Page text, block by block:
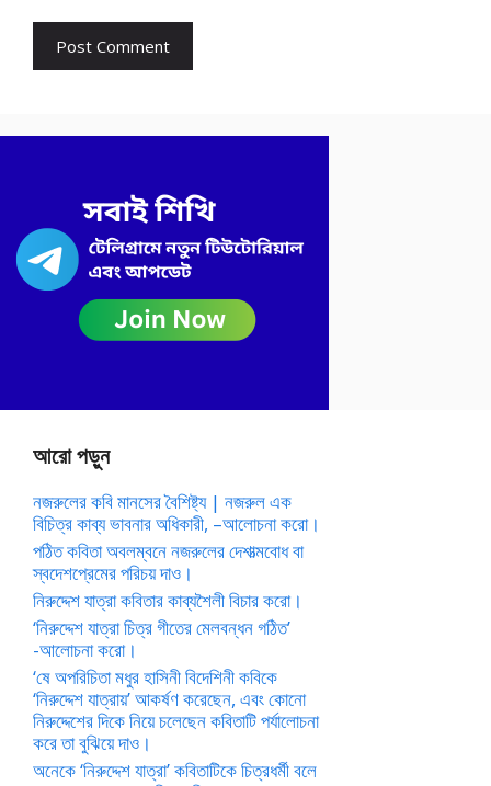
আরো পড়ুন
নজরুলের কবি মানসের বৈশিষ্ট্য | নজরুল এক
বিচিত্র কাব্য ভাবনার অধিকারী, –আলোচনা করো।
পঠিত কবিতা অবলম্বনে নজরুলের দেশাত্মবোধ বা
স্বদেশপ্রেমের পরিচয় দাও।
নিরুদ্দেশ যাত্রা কবিতার কাব্যশৈলী বিচার করো।
‘নিরুদ্দেশ যাত্রা চিত্র গীতের মেলবন্ধন গঠিত’
-আলোচনা করো।
‘ষে অপরিচিতা মধুর হাসিনী বিদেশিনী কবিকে
‘নিরুদ্দেশ যাত্রায়’ আকর্ষণ করেছেন, এবং কোনো
নিরুদ্দেশের দিকে নিয়ে চলেছেন কবিতাটি পর্যালোচনা
করে তা বুঝিয়ে দাও।
অনেকে ‘নিরুদ্দেশ যাত্রা’ কবিতাটিকে চিত্রধর্মী বলে